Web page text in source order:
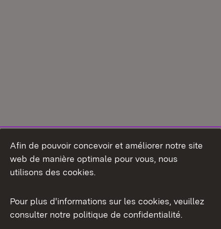
Aperçu des thèmes
Afin de pouvoir concevoir et améliorer notre site
web de manière optimale pour vous, nous
utilisons des cookies.
Pour plus d'informations sur les cookies, veuillez
consulter notre politique de confidentialité.